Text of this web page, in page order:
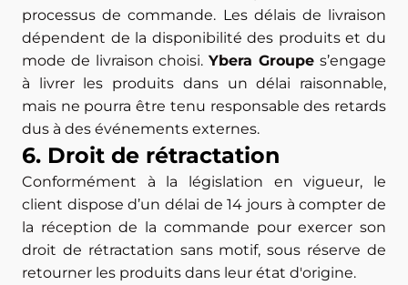
processus de commande. Les délais de livraison
dépendent de la disponibilité des produits et du
mode de livraison choisi.Ybera Groupe s’engage
à livrer les produits dans un délai raisonnable,
mais ne pourra être tenu responsable des retards
dus à des événements externes.
6. Droit de rétractation
Conformément à la législation en vigueur, le
client dispose d’un délai de 14 jours à compter de
la réception de la commande pour exercer son
droit de rétractation sans motif, sous réserve de
retourner les produits dans leur état d'origine.